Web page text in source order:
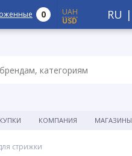
КОМПАНИЯ МАГАЗИНЫ
стрижки
0
UAH
USD
RU |